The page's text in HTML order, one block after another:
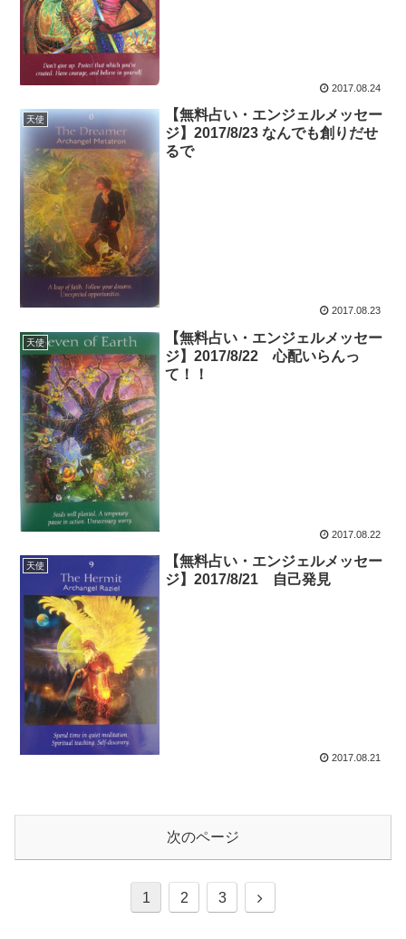
2017.08.24
天使
【無料占い・エンジェルメッセー
ジ】2017/8/23 なんでも創りだせ
るで
2017.08.23
天使
【無料占い・エンジェルメッセー
ジ】2017/8/22 心配いらんっ
て！！
2017.08.22
天使
【無料占い・エンジェルメッセー
ジ】2017/8/21 自己発見
2017.08.21
次のページ
1 2 3
次